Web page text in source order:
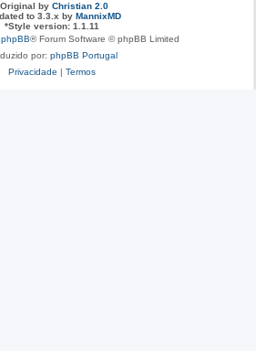
Original by Christian 2.0
to 3.3.x by MannixMD
*Style version: 1.1.11
phpBB® Forum Software © phpBB Limited
por: phpBB Portugal
Privacidade
Termos